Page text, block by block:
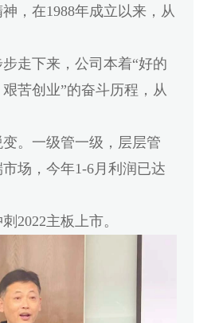
，在1988年成立以来，从
走下来，公司本着“好的
苦创业”的奋斗历程，从
。一级管一级，层层管
场，今年1-6月利润已达
2022主板上市。